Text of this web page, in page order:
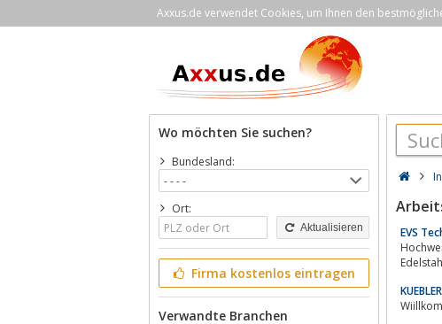
Axxus.de verwendet Cookies, um Ihnen den
Wo möchten Sie suchen?
Bundesland:
Ort:
Aktualisieren
Firma kostenlos eintragen
Verwandte Branchen
EVS